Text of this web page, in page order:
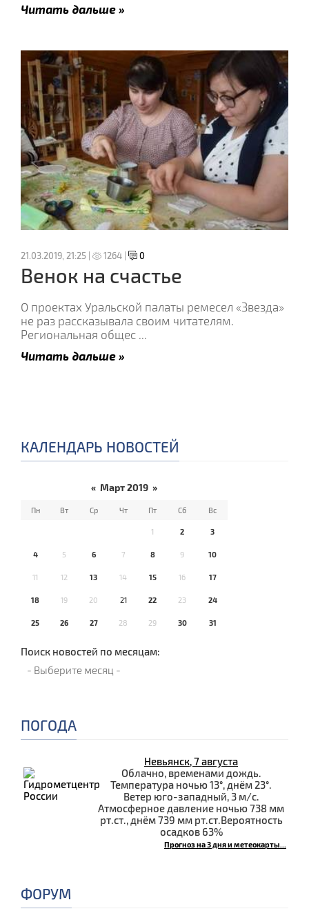
Читать дальше »
21.03.2019, 21:25 | 1264 | 0
Венок на счастье
О проектах Уральской палаты ремесел «Звезда»
не раз рассказывала своим читателям.
Региональная общес ...
Читать дальше »
КАЛЕНДАРЬ НОВОСТЕЙ
« Март 2019 »
Пн Вт Ср Чт Пт Сб Вс
1 2 3
4 5 6 7 8 9 10
11 12 13 14 15 16 17
18 19 20 21 22 23 24
25 26 27 28 29 30 31
Поиск новостей по месяцам:
ПОГОДА
Невьянск, 7 августа
Облачно, временами дождь.
Температура ночью 13°, днём 23°.
Ветер юго-западный, 3 м/с.
Атмосферное давление ночью 738 мм
рт.ст., днём 739 мм рт.ст.Вероятность
осадков 63%
Прогноз на 3 дня и метеокарты...
ФОРУМ